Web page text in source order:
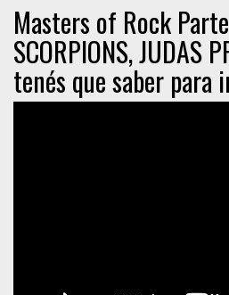
Masters of Rock
SCORPIONS, JUDAS
tenés que saber para